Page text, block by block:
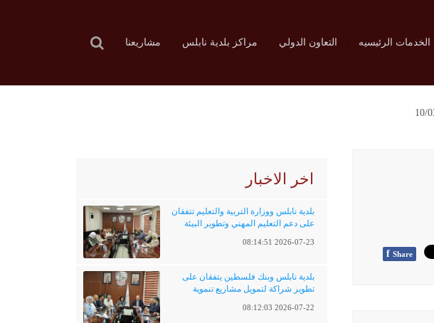
الخدمات الرئيسيه التعاون الدولي مراكز بلدية نابلس مشاريعنا
اخر الاخبار
بلدية نابلس ووزارة التربية والتعليم تتفقان
على دعم التعليم المهني وتطوير البيئة
2026-07-23 08:14:51
بلدية نابلس وبنك فلسطين يتفقان على
تطوير شراكة لتمويل مشاريع تنموية
2026-07-22 08:12:03
f Share